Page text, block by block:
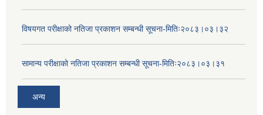
विषयगत परीक्षाको नतिजा प्रकाशन सम्बन्धी सूचना-मितिः२०८३।०३।३२
सामान्य परीक्षाको नतिजा प्रकाशन सम्बन्धी सूचना-मितिः२०८३।०३।३१
अन्य